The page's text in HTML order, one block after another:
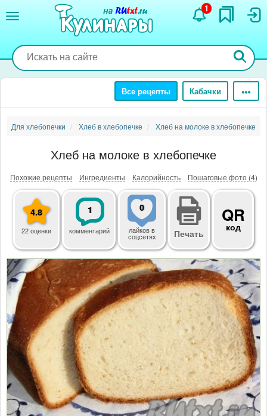
содержанию
1
Все рецепты Кабачки
Для хлебопечки Хлеб в хлебопечке Хлеб на молоке в хлебопечке
Хлеб на молоке в хлебопечке
Похожие рецепты Ингредиенты Калорийность Пошаговые фото (4)
4.8
22 оценки
1
комментарий
0
лайковв
соцсетях Печать
QR
код